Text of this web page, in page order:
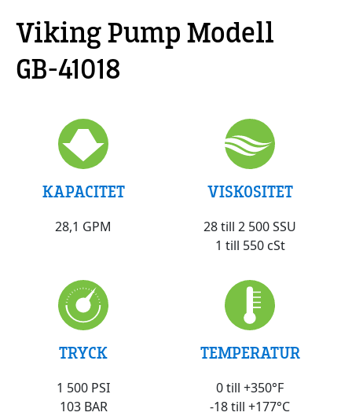
Viking Pump Modell
GB-41018
KAPACITET
28,1 GPM
VISKOSITET
28 till 2 500 SSU
1 till 550 cSt
TRYCK
1 500 PSI
103 BAR
TEMPERATUR
0 till +350°F
-18 till +177°C